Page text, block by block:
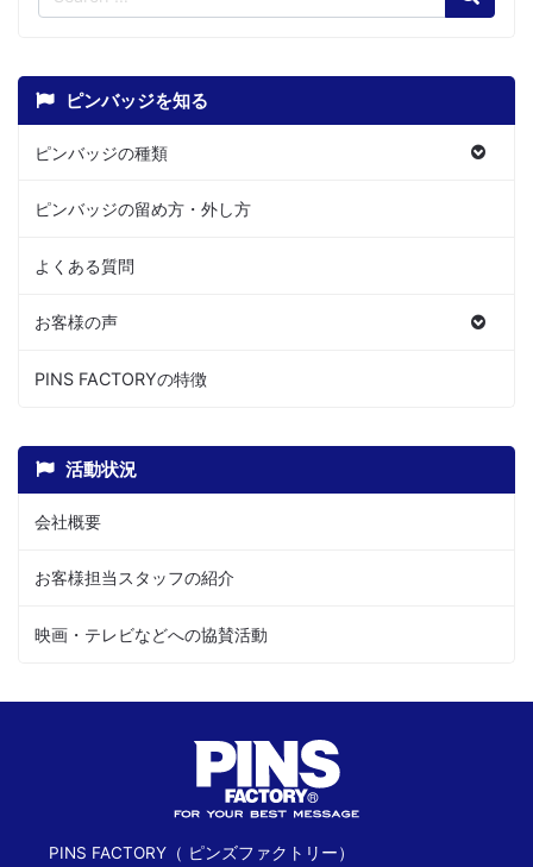
ピンバッジを知る
ピンバッジの種類
ピンバッジの留め方・外し方
よくある質問
お客様の声
PINS FACTORYの特徴
活動状況
会社概要
お客様担当スタッフの紹介
映画・テレビなどへの協賛活動
PINS FACTORY（ ピンズファクトリー）